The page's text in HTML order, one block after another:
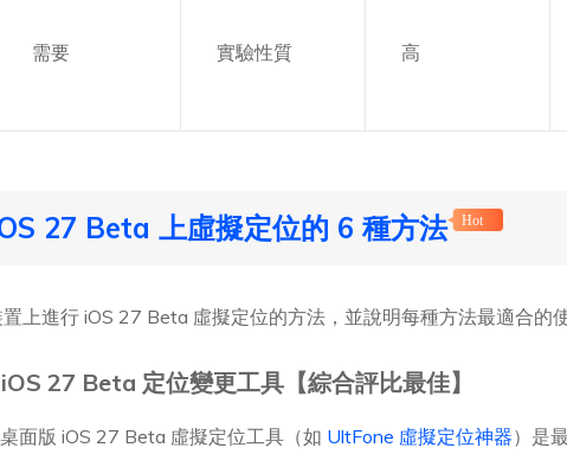
需要 實驗性質 高
27 Beta 上虛擬定位的 6 種方法 Hot
上進行 iOS 27 Beta 虛擬定位的方法，並說明每種方法最適合的
27 Beta 定位變更工具【綜合評比最佳】
面版 iOS 27 Beta 虛擬定位工具（如 UltFone 虛擬定位神器）是